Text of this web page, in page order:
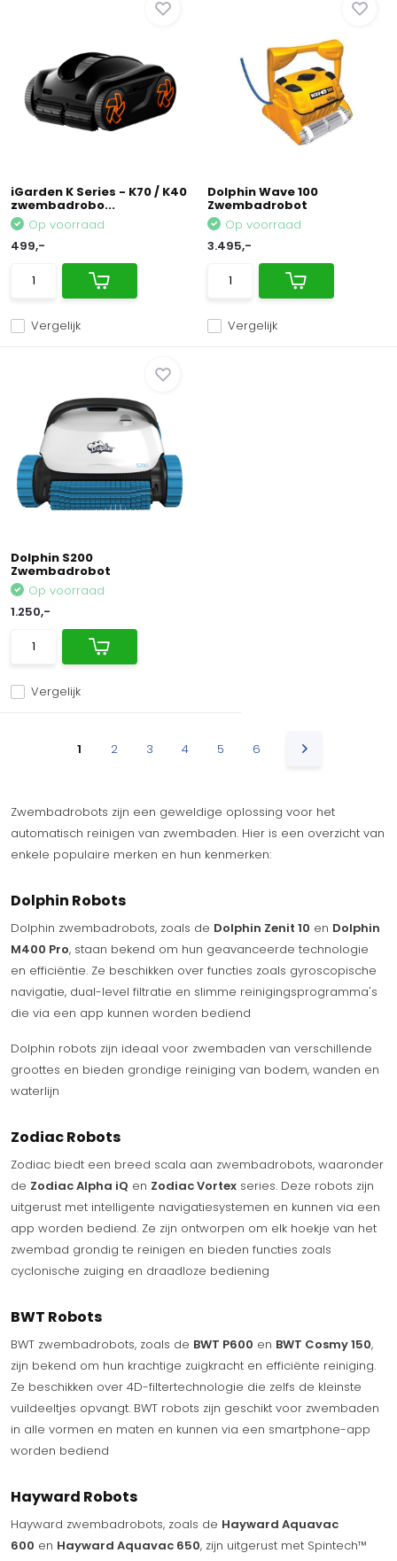
iGarden K Series - K70 / K40
zwembadrobo...
Vergelijk
Op voorraad
499,-
Dolphin Wave 100
Zwembadrobot
Vergelijk
Op voorraad
3.495,-
Dolphin S200
Zwembadrobot
Vergelijk
Op voorraad
1.250,-
1 2 3 4 5 6
Zwembadrobots zijn een geweldige oplossing voor het
automatisch reinigen van zwembaden. Hier is een overzicht van
enkele populaire merken en hun kenmerken:
Dolphin Robots
Dolphin zwembadrobots, zoals de Dolphin Zenit 10 en Dolphin
M400 Pro, staan bekend om hun geavanceerde technologie
en efficiëntie. Ze beschikken over functies zoals gyroscopische
navigatie, dual-level filtratie en slimme reinigingsprogramma's
die via een app kunnen worden bediend
Dolphin robots zijn ideaal voor zwembaden van verschillende
groottes en bieden grondige reiniging van bodem, wanden en
waterlijn
Zodiac Robots
Zodiac biedt een breed scala aan zwembadrobots, waaronder
de Zodiac Alpha iQ en Zodiac Vortex series. Deze robots zijn
uitgerust met intelligente navigatiesystemen en kunnen via een
app worden bediend. Ze zijn ontworpen om elk hoekje van het
zwembad grondig te reinigen en bieden functies zoals
cyclonische zuiging en draadloze bediening
BWT Robots
BWT zwembadrobots, zoals de BWT P600 en BWT Cosmy 150,
zijn bekend om hun krachtige zuigkracht en efficiënte reiniging.
Ze beschikken over 4D-filtertechnologie die zelfs de kleinste
vuildeeltjes opvangt. BWT robots zijn geschikt voor zwembaden
in alle vormen en maten en kunnen via een smartphone-app
worden bediend
Hayward Robots
Hayward zwembadrobots, zoals de Hayward Aquavac
600 en Hayward Aquavac 650, zijn uitgerust met Spintech™